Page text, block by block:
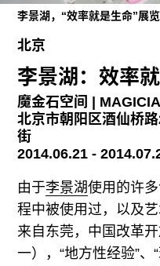
联系我们
关注我们
李景湖，“效率就是生命”展
北京
李景湖：效率
魔金石空间 |
北京市朝阳区酒仙桥
街
2014.06.21 -
由于李景湖使用的许
程中被使用过，以及
来自东莞，中国改革
一），“地方性经验”、